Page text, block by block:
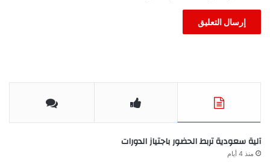
آلية سعودية تربط الحضور باجتياز الدورات
منذ 4 أيام